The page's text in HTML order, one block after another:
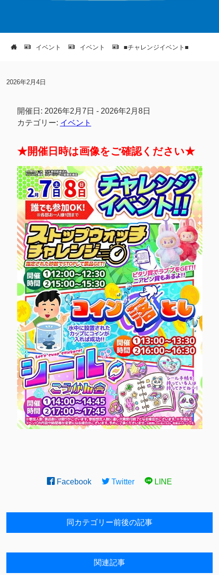
イベント イベント ■チャレンジイベント■
2026年2月4日
開催日: 2026年2月7日 - 2026年2月8日
カテゴリー: イベント
★開催日時は画像をご確認ください★
Facebook Twitter LINE
同カテゴリー前後の記事
関連記事